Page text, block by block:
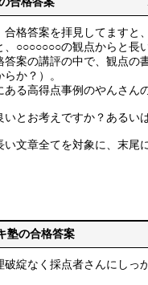
合格答案を拝見してますと
、○○○○○○○の観点からと長
答案の講評の中で、観点
か？）。
ある高得点事例のやんさん
いとお考えですか？あるい
い文章全てを対象に、末尾
塾の合格答案
破綻なく採点者さんにしっ